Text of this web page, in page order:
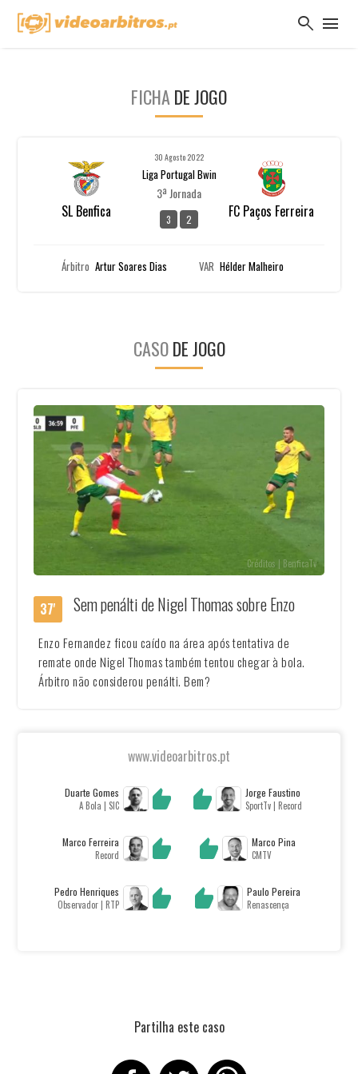
search menu
FICHA DE JOGO
SL Benfica
30 Agosto 2022
Liga Portugal Bwin
3ª Jornada
3 2 FC Paços Ferreira
Árbitro Artur Soares Dias VAR Hélder Malheiro
CASODE JOGO
Créditos | BenficaTv
37' Sem penálti de Nigel Thomas sobre Enzo
Enzo Fernandez ficou caído na área após tentativa de
remate onde Nigel Thomas também tentou chegar à bola.
Árbitro não considerou penálti. Bem?
www.videoarbitros.pt
Duarte Gomes
A Bola | SIC
Jorge Faustino
SportTv | Record
Marco Ferreira
Record
Marco Pina
CMTV
Pedro Henriques
Observador | RTP
Paulo Pereira
Renascença
Partilha este caso